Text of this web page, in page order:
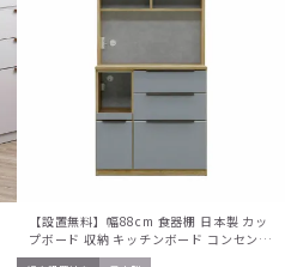
【設置無料】幅88cm 食器棚 日本製 カッ
プボード 収納 キッチンボード コンセント
付き キッチンキャビネット おしゃれ 収納